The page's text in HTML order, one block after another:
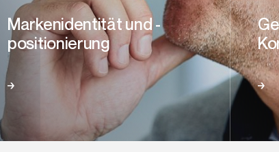
Markenidentität und -
positionierung
entdecke
mehr